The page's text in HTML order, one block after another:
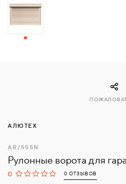
СВЯЗАТЬСЯ
АЛЮТЕХ
AR/555N
Рулонные ворота для
0 0 ОТЗЫВОВ